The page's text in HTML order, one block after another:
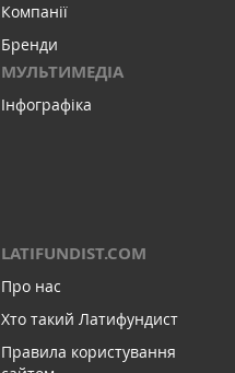
Компанії
Бренди
МУЛЬТИМЕДІА
Інфографіка
LATIFUNDIST.COM
Про нас
Хто такий Латифундист
Правила користування